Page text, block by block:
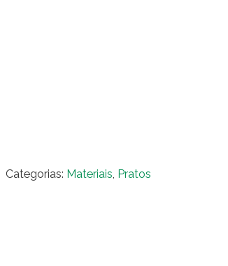
Categorias: Materiais Pratos